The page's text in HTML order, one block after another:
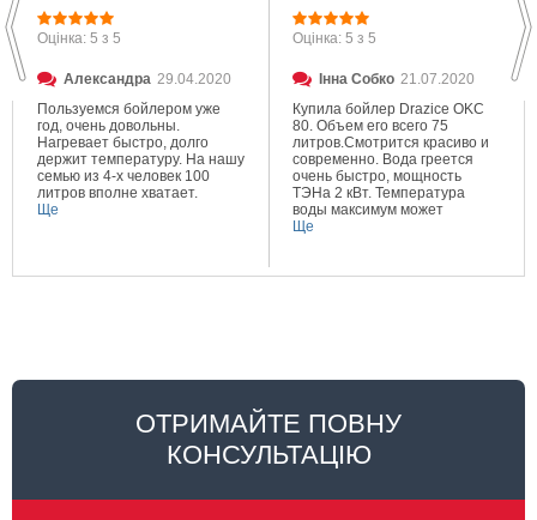
Оцінка: 5 з 5
Александра 29.04.2020
Пользуемся бойлером уже
год, очень довольны.
Нагревает быстро, долго
держит температуру. На нашу
семью из 4-х человек 100
литров вполне хватает.
Ще
Оцінка: 5 з 5
Інна Собко 21.07.2020
Купила бойлер Drazice OKC
80. Объем его всего 75
литров.Смотрится красиво и
современно. Вода греется
очень быстро, мощность
ТЭНа 2 кВт. Температура
воды максимум может
составлять 80 градусов.
Ще
ОТРИМАЙТЕ ПОВНУ
КОНСУЛЬТАЦІЮ